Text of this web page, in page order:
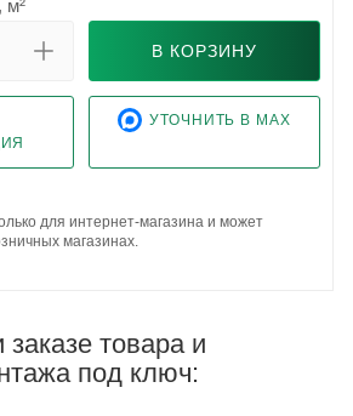
м²
В КОРЗИНУ
УТОЧНИТЬ В MAX
для интернет-магазина и может
магазинах.
заказе товара и
под ключ: